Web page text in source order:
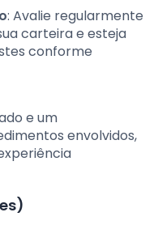
: Avalie regularmente
carteira e esteja
conforme
e um
envolvidos,